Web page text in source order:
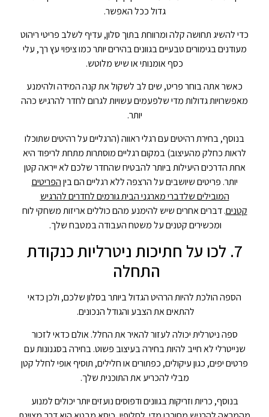
גדול ככל האפשר.
כדי להשיג תחושה קלה ומרווחת בתוך סלון, עדיף לשלב פריטי ריהוט
מעודנים בגימורים טבעיים בגוונים בהירים יותר כמו ציפוי עץ רך, עלי
כסף אומנותי או שיש מלוטש.
כאשר אתה בוחר פריט, שים לב לשקול את קנה המידה ולהימנע
מאפשרויות גדולות מדי שלפעמים עשויות לגרום לחדר להרגיש כהה
יותר.
בנוסף, בחירת רהיטים עם רגלי ראווה (הרגליים על רהיטים שתוכלו
לראות כחלק מהעיצוב) במקום רגליים מוסתרות מתחת לריפוד היא
אחת הדרכים היעילות ביותר להבטיח שהחדר שלכם לא ייראה קטן
יותר. פריטים שיושבים על הרצפה ללא רגליים הם ביןהפריטים
המובילים שלדברי מארגני הבית גורמים לחדרים להרגיש
קטנים. דברים אחרים שיש להימנע מהם כוללים אריזות משחקי לוח
ומכשירים קטנים על משטח העבודה במטבח שלך.
7. לכו על חתיכות ניטרליות כנקודת
התחלה
הספה הולכת להיות הרהיט הגדול ביותר בסלון שלכם, ולכן כדאי
להתאים את הצבע והגודל הנכונים.
ספה ניטרלית יכולה לעזור להאיר את החלל. אולם כדאי לזכור
שנייטרלי לא חייב להיות בחירה בעיצוב פשוט. בחירה בסגנונות עם
פרטים יפים, כגון עיקולים, כפתורים או חלילים, תוסיף אופי לחלל קטן
מבלי להכריע את התוכנית שלך.
בנוסף, כריות וזריקות בגוונים ודפוסים נועזים יותר יכולים למנוע